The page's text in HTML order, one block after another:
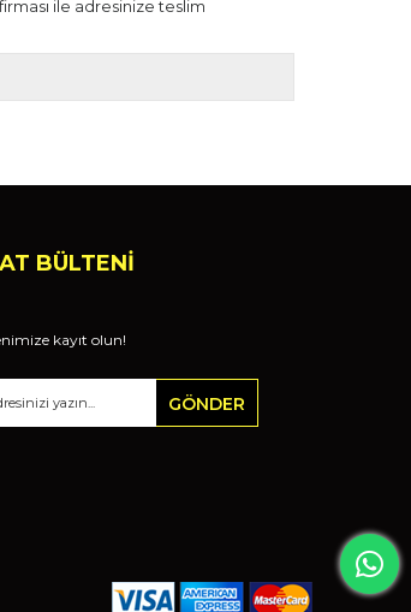
ile adresinize teslim
BÜLTENİ
kayıt olun!
GÖNDER